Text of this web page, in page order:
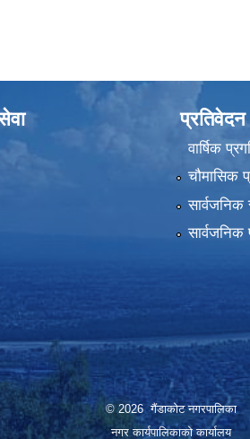
प्रतिवेदन
वार्षिक
चौमासिक
सार्वजनिक
सार्वजनिक
© 2026 गैंडाकोट नगरपालिका
नगर कार्यपालिकाको कार्यालय